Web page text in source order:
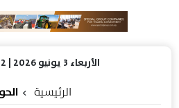
الأربعاء 3 يونيو 2026 | 01:32 م
الرئيسية